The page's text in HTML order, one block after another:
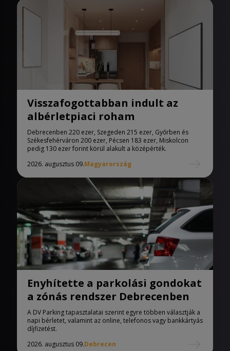
Visszafogottabban indult az
albérletpiaci roham
Debrecenben 220 ezer, Szegeden 215 ezer, Győrben és
Székesfehérváron 200 ezer, Pécsen 183 ezer, Miskolcon
pedig 130 ezer forint körül alakult a középérték.
2026. augusztus 09.Magyarország
Enyhítette a parkolási gondokat
a zónás rendszer Debrecenben
A DV Parking tapasztalatai szerint egyre többen választják a
napi bérletet, valamint az online, telefonos vagy bankkártyás
díjfizetést.
2026. augusztus 09.Debrecen